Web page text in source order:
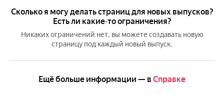
Сколько я могу делать страниц для новых выпусков?
Есть ли какие‑то ограничения?
Никаких ограничений нет, вы можете создавать новую
страницу под каждый новый выпуск.
Ещё больше информации — в Справке